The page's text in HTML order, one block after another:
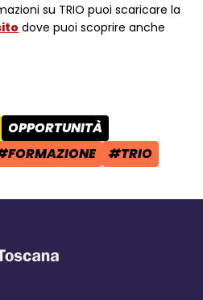
su TRIO puoi scaricare la
dove puoi scoprire anche
- apre
X - apre una
link e condividi -
CATEGORIA POST:
OPPORTUNITÀ
TAG:
#TRIO